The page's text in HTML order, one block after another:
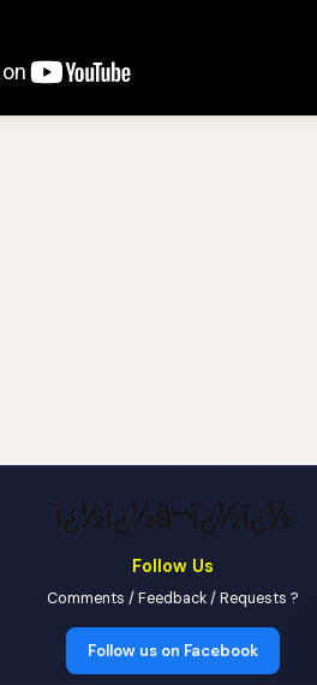
ï¿½ï¿½â¬ï¿½ï¿½
Follow Us
Comments / Feedback / Requests ?
Follow us on Facebook